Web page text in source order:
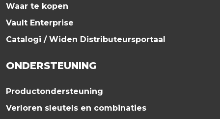
Waar te kopen
Vault Enterprise
Catalogi / Widen Distributeursportaal
ONDERSTEUNING
Productondersteuning
Verloren sleutels en combinaties